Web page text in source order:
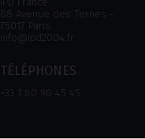
88 Avenue des Ternes ‑
75017 Paris
info@ipd2004.fr
TÉLÉPHONES
+33 1 80 90 45 45